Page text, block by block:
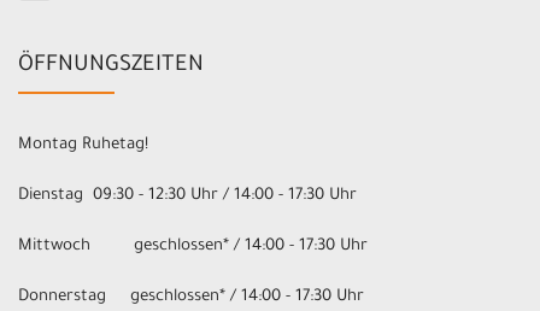
ÖFFNUNGSZEITEN
Montag Ruhetag!
Dienstag 09:30 - 12:30 Uhr / 14:00 - 17:30 Uhr
Mittwoch geschlossen* / 14:00 - 17:30 Uhr
Donnerstag geschlossen* / 14:00 - 17:30 Uhr